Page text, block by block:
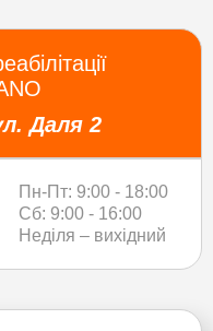
Даля 2
Пн-Пт: 9:00 - 18:00
Сб: 9:00 - 16:00
Неділя – вихідний